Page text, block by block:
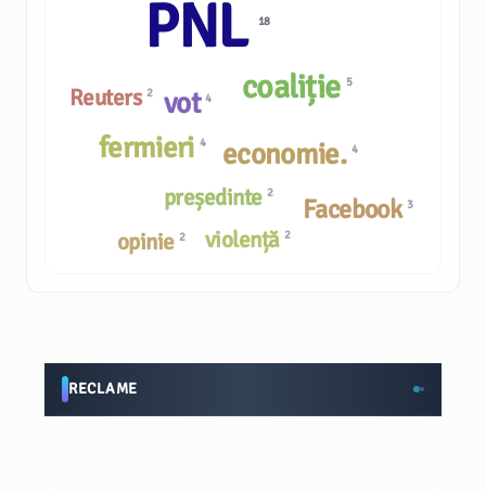
președinte 2
Reuters 2 vot4
Facebook 3
opinie 2
economie.4
coaliție 5
violență 2
fermieri 4
PNL 18
RECLAME